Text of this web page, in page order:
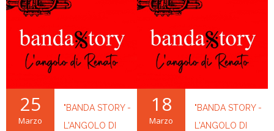
25
Marzo
"BANDA STORY -
L'ANGOLO DI
18
Marzo
"BANDA STORY -
L'ANGOLO DI